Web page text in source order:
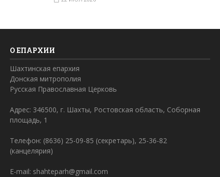
О ЕПАРХИИ
Шахтинская епархия
Донская митрополия
Русская Православная Церковь
Адрес: 346500, г. Шахты, Ростовская область, Соборная
площадь, 1
Телефон: (8636) 25-09-85 (секретарь), 25-36-82
(канцелярия)
E-mail: shahteparh@gmail.com